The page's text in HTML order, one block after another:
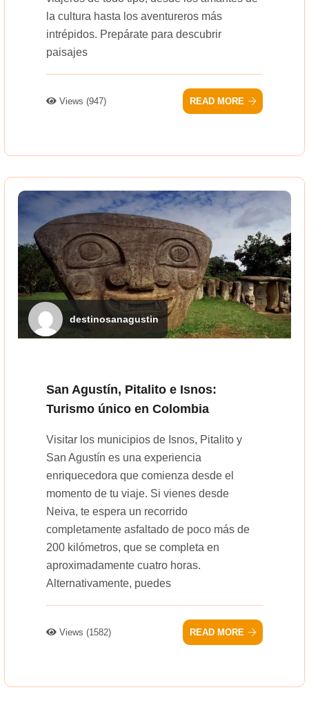
la cultura hasta los aventureros más
intrépidos. Prepárate para descubrir
paisajes
Views (947) READ MORE
destinosanagustin
San Agustín, Pitalito e Isnos:
Turismo único en Colombia
Visitar los municipios de Isnos, Pitalito y
San Agustín es una experiencia
enriquecedora que comienza desde el
momento de tu viaje. Si vienes desde
Neiva, te espera un recorrido
completamente asfaltado de poco más de
200 kilómetros, que se completa en
aproximadamente cuatro horas.
Alternativamente, puedes
Views (1582) READ MORE